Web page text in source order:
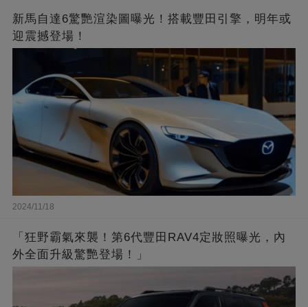
新馬自達6驚艷渲染圖曝光！搭載豐田引擎，明年或
迎震撼登場！
2024/11/18
「狂野霸氣來襲！第6代豐田RAV4定妝照曝光，內
外全面升級驚艷登場！」